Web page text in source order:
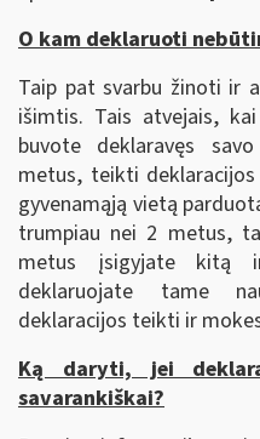
O kam deklaruoti
Taip pat svarbu žinoti ir
išimtis. Tais atvejais,
buvote deklaravęs
metus, teikti
gyvenamąją vietą
trumpiau nei 2 metus,
metus įsigyjate kitą
deklaruojate tame
deklaracijos teikti ir
Ką daryti, jei
savarankiškai?